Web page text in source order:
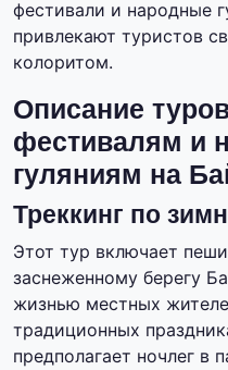
фестивали и народные
привлекают туристов
колоритом.
Описание
фестивалям и
гуляниям на
Треккинг по
Этот тур включает
заснеженному берегу
жизнью местных
традиционных
предполагает ночлег в